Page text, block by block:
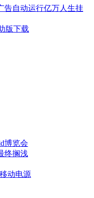
告自动运行亿万人生挂
版下载
博览会
终搁浅
动电源